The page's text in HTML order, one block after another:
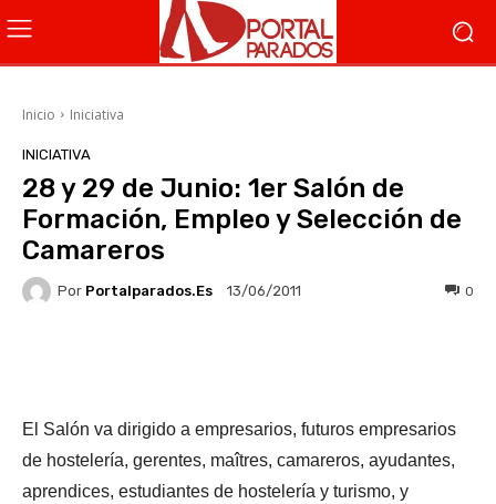
Inicio Iniciativa
INICIATIVA
28 y 29 de Junio: 1er Salón de
Formación, Empleo y Selección de
Camareros
Por Portalparados.es 13/06/2011 0
El Salón va dirigido a empresarios, futuros empresarios
de hostelería, gerentes, maîtres, camareros, ayudantes,
aprendices, estudiantes de hostelería y turismo, y